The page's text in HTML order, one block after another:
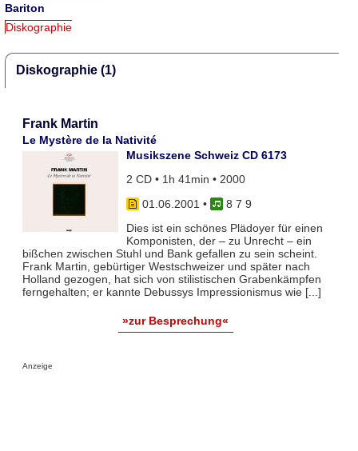
Bariton
Diskographie
Diskographie (1)
Frank Martin
Le Mystère de la Nativité
Musikszene Schweiz CD 6173
2 CD • 1h 41min • 2000
01.06.2001 •
8 7 9
Dies ist ein schönes Plädoyer für einen
Komponisten, der – zu Unrecht – ein
bißchen zwischen Stuhl und Bank gefallen zu sein scheint.
Frank Martin, gebürtiger Westschweizer und später nach
Holland gezogen, hat sich von stilistischen Grabenkämpfen
ferngehalten; er kannte Debussys Impressionismus wie [...]
»zur Besprechung«
Anzeige